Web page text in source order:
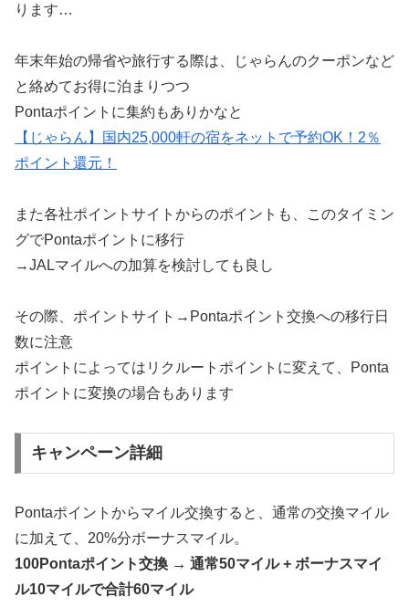
ります…
年末年始の帰省や旅行する際は、じゃらんのクーポンなど
と絡めてお得に泊まりつつ
Pontaポイントに集約もありかなと
【じゃらん】国内25,000軒の宿をネットで予約OK！2％
ポイント還元！
また各社ポイントサイトからのポイントも、このタイミン
グでPontaポイントに移行
→JALマイルへの加算を検討しても良し
その際、ポイントサイト→Pontaポイント交換への移行日
数に注意
ポイントによってはリクルートポイントに変えて、Ponta
ポイントに変換の場合もあります
キャンペーン詳細
Pontaポイントからマイル交換すると、通常の交換マイル
に加えて、20%分ボーナスマイル。
100Pontaポイント交換 → 通常50マイル + ボーナスマイ
ル10マイルで合計60マイル